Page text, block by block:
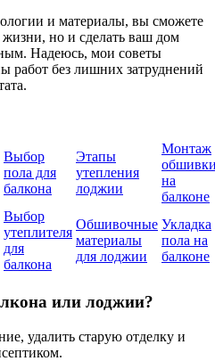
и материалы, вы сможете
жизни, но и сделать ваш дом
Надеюсь, мои советы
работ без лишних затруднений
Выбор
пола для
балкона
Этапы
утепления
лоджии
Монтаж
на
балконе
Выбор
утеплителя
для
балкона
Обшивочные
материалы
для лоджии
Укладка
пола на
балконе
или лоджии?
удалить старую отделку и